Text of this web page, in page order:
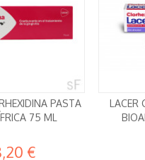
PASTA
75 ML
€
LACER